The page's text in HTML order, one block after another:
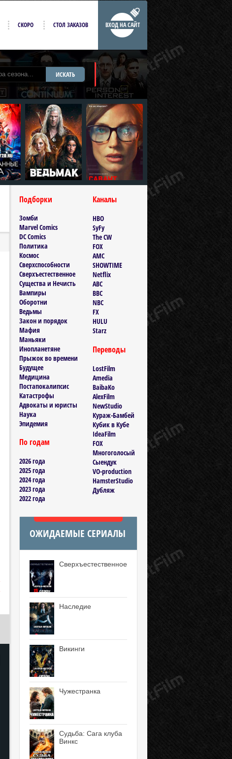
ВХОД НА САЙТ
СКОРО СТОЛ ЗАКАЗОВ
ИСКАТЬ
Подборки
Зомби
Marvel Comics
DC Comics
Политика
Космос
Сверхспособности
Сверхъестественное
Существа и Нечисть
Вампиры
Оборотни
Ведьмы
Закон и порядок
Мафия
Маньяки
Инопланетяне
Прыжок во времени
Будущее
Медицина
Постапокалипсис
Катастрофы
Адвокаты и юристы
Наука
Эпидемия
По годам
2026 года
2025 года
2024 года
2023 года
2022 года
Каналы
HBO
SyFy
The CW
FOX
AMC
SHOWTIME
Netflix
ABC
BBC
NBC
FX
HULU
Starz
Переводы
LostFilm
Amedia
BaibaKo
AlexFilm
NewStudio
Кураж-Бамбей
Кубик в Кубе
IdeaFilm
FOX
Многоголосый
Сыендук
VO-production
HamsterStudio
Дубляж
ОЖИДАЕМЫЕ СЕРИАЛЫ
Сверхъестественное
Наследие
Викинги
Чужестранка
Судьба: Сага клуба
Винкс